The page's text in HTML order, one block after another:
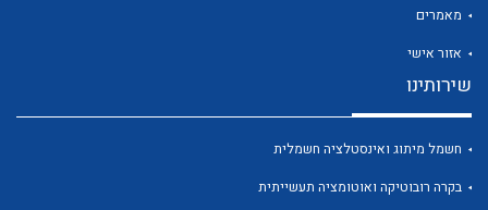
לכל מוצרי היצרן
מאמרים
אזור אישי
שירותינו
חשמל מיתוג ואינסטלציה חשמלית
בקרה רובוטיקה ואוטומציה תעשייתית